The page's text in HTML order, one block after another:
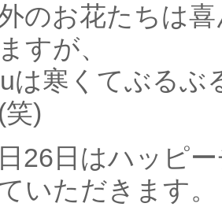
のお花たちは
すが、
は寒くてぶるぶ
笑)
26日はハッピ
いただきます。